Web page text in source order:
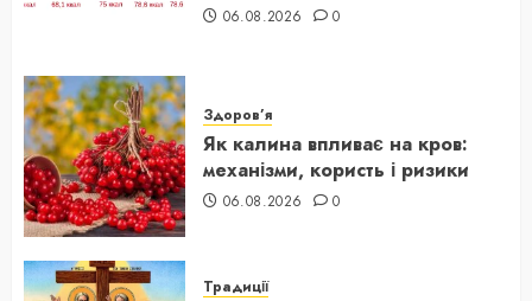
06.08.2026 0
Здоров’я
Як калина впливає на кров:
механізми, користь і ризики
06.08.2026 0
Традиції